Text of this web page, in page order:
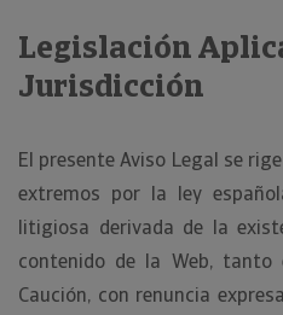
Legislación
Jurisdicción
El presente Aviso Legal se
extremos por la ley
litigiosa derivada de la
contenido de la Web, tanto
Caución, con renuncia